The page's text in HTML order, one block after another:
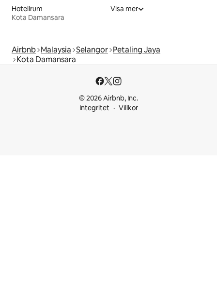
Hotellrum
Kota Damansara
Visa mer
Airbnb Malaysia Selangor Petaling Jaya
Kota Damansara
© 2026 Airbnb, Inc.
Integritet
Villkor